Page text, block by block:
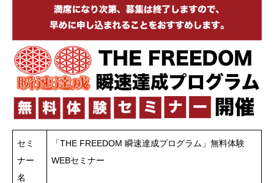
セミ
ナー
名
「THE FREEDOM 瞬速達成プログラム」無料体験
WEBセミナー